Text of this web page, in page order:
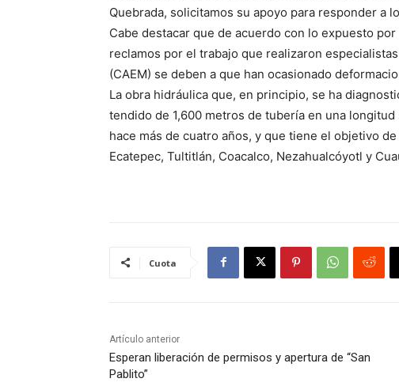
Quebrada, solicitamos su apoyo para responder a
Cabe destacar que de acuerdo con lo expuesto
reclamos por el trabajo que realizaron
(CAEM) se deben a que han ocasionado
La obra hidráulica que, en principio, se ha
tendido de 1,600 metros de tubería en una
hace más de cuatro años, y que tiene el objetivo
Ecatepec, Tultitlán, Coacalco, Nezahualcóyotl y
Cuota
Artículo anterior
Esperan liberación de permisos y apertura de “San
Pablito”